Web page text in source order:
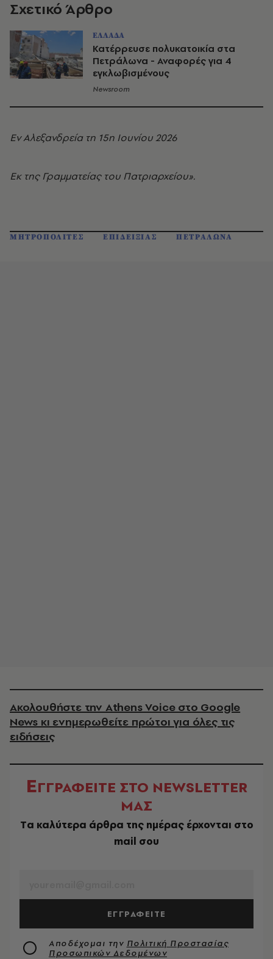
Σχετικό Άρθρο
ΕΛΛΑΔΑ
Κατέρρευσε πολυκατοικία στα
Πετράλωνα - Αναφορές για 4
εγκλωβισμένους
Newsroom
Εν Αλεξανδρεία τη 15η Ιουνίου 2026
Εκ της Γραμματείας του Πατριαρχείου».
ΜΗΤΡΟΠΟΛΙΤΕΣ ΕΠΙΔΕΙΞΙΑΣ ΠΕΤΡΑΛΩΝΑ
Ακολουθήστε την Athens Voice στο Google
News κι ενημερωθείτε πρώτοι για όλες τις
ειδήσεις
ΕΓΓΡΑΦΕΙΤΕ ΣΤΟ NEWSLETTER
ΜΑΣ
Tα καλύτερα άρθρα της ημέρας έρχονται στο
mail σου
ΕΓΓΡΑΦΕΙΤΕ
Αποδέχομαι την Πολιτική Προστασίας
Προσωπικών Δεδομένων